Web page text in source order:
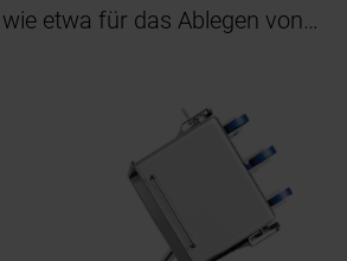
etwa für das Ablegen von…